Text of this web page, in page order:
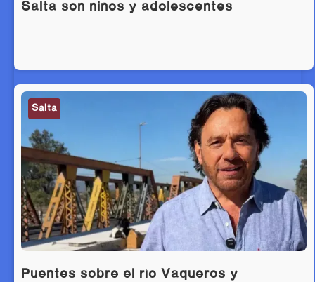
Salta son niños y adolescentes
Salta
Puentes sobre el río Vaqueros y